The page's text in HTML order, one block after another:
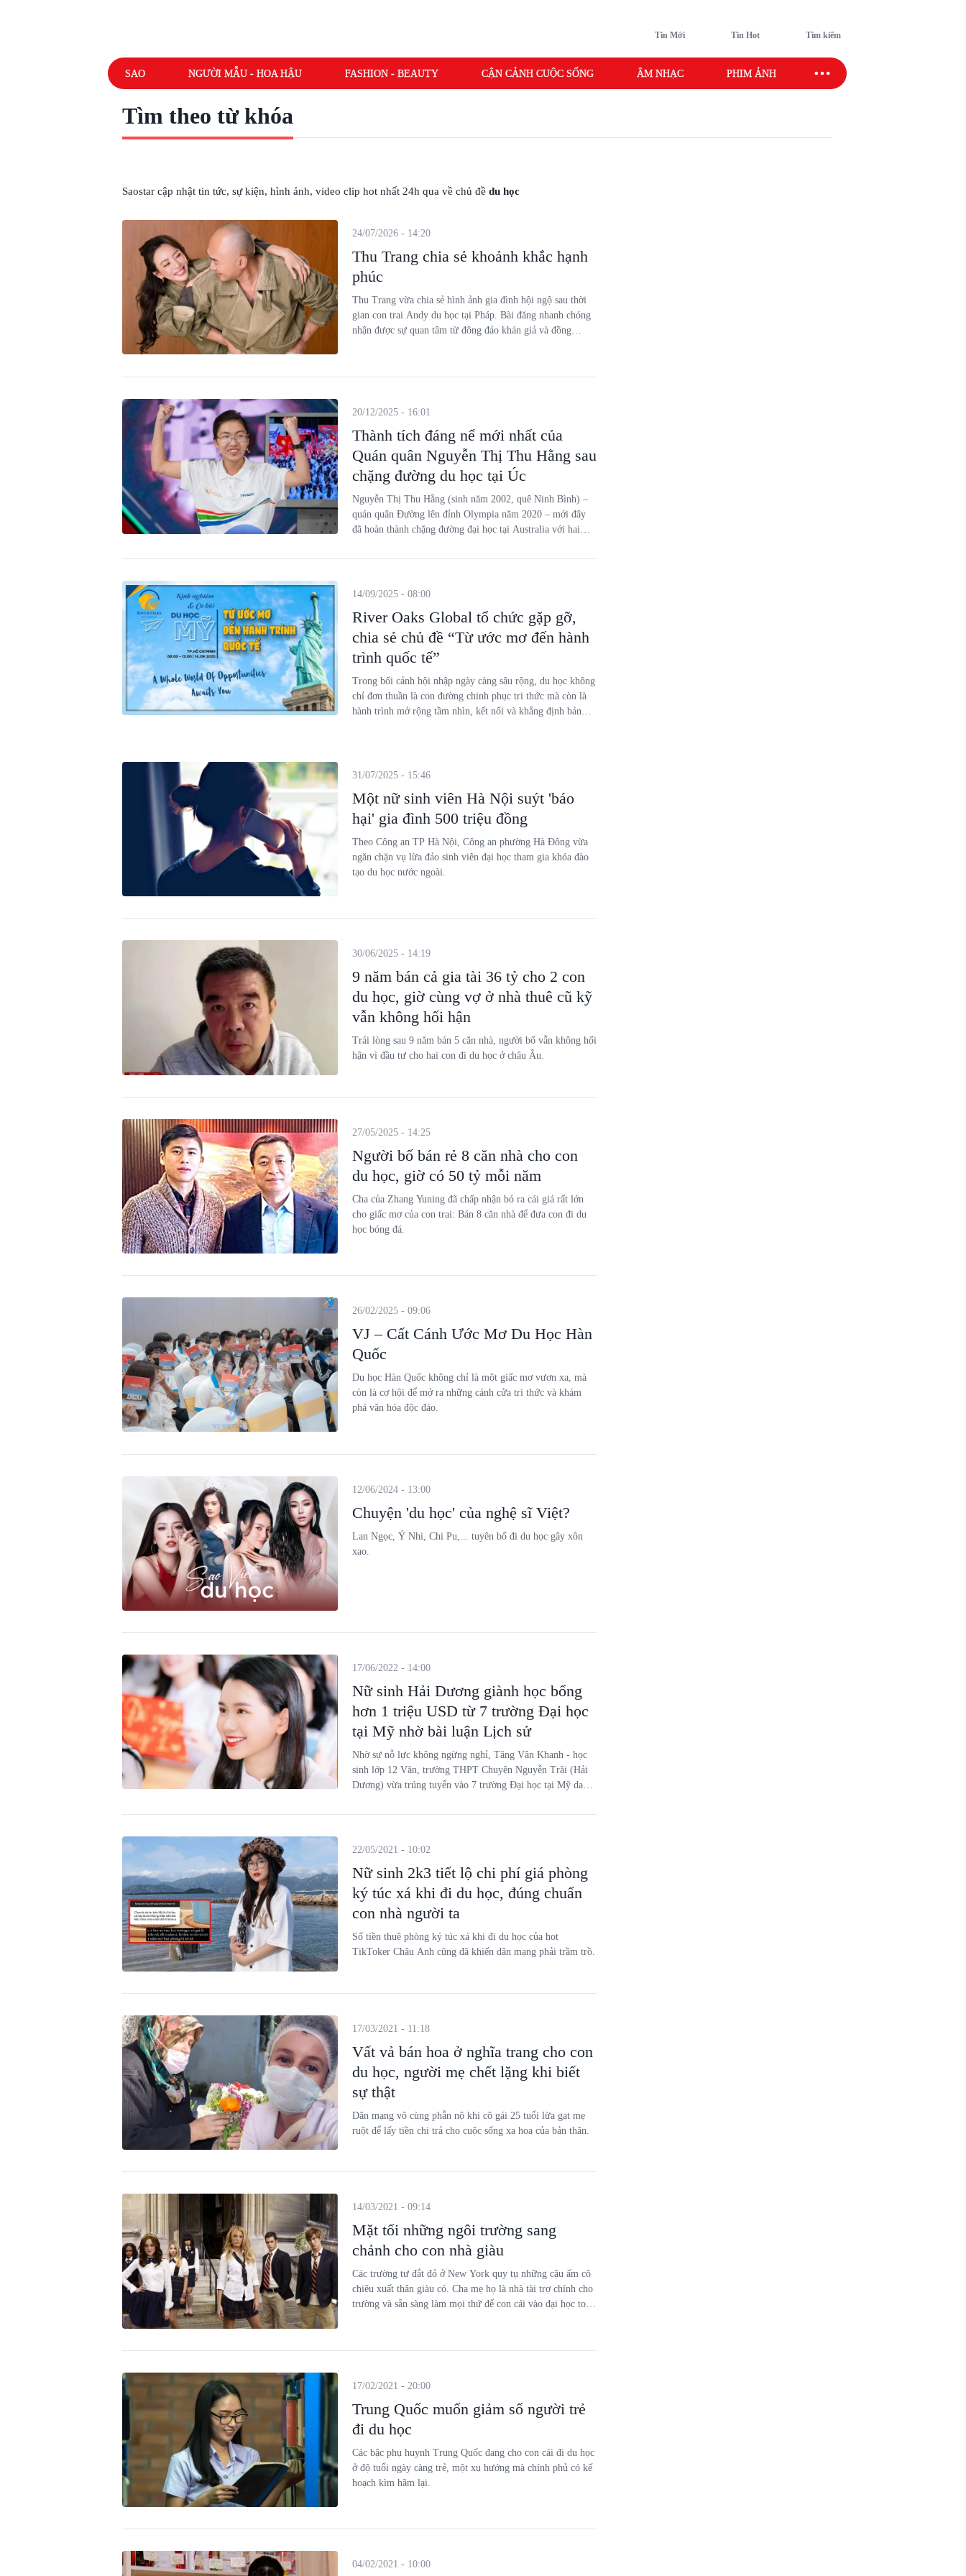
Tin Mới Tin Hot Tìm kiếm
SAO NGƯỜI MẪU - HOA HẬU FASHION - BEAUTY CẬN CẢNH CUỘC SỐNG ÂM NHẠC PHIM ẢNH SAO SPORT
Tìm theo từ khóa
Saostar cập nhật tin tức, sự kiện, hình ảnh, video clip hot nhất 24h qua về chủ đề du học
Thu Trang chia sẻ khoảnh khắc hạnh
phúc
24/07/2026 - 14:20
Thu Trang vừa chia sẻ hình ảnh gia đình hội ngộ sau thời
gian con trai Andy du học tại Pháp. Bài đăng nhanh chóng
nhận được sự quan tâm từ đông đảo khán giả và đồng
Thành tích đáng nể mới nhất của
Quán quân Nguyễn Thị Thu Hằng sau
chặng đường du học tại Úc
20/12/2025 - 16:01
Nguyễn Thị Thu Hằng (sinh năm 2002, quê Ninh Bình) –
quán quân Đường lên đỉnh Olympia năm 2020 – mới đây
đã hoàn thành chặng đường đại học tại Australia với hai
River Oaks Global tổ chức gặp gỡ,
chia sẻ chủ đề “Từ ước mơ đến hành
trình quốc tế”
14/09/2025 - 08:00
Trong bối cảnh hội nhập ngày càng sâu rộng, du học không
chỉ đơn thuần là con đường chinh phục tri thức mà còn là
hành trình mở rộng tầm nhìn, kết nối và khẳng định bản
nào để biến ước mơ đó thành hiện thực vẫn là nỗi băn
Một nữ sinh viên Hà Nội suýt 'báo
hại' gia đình 500 triệu đồng
31/07/2025 - 15:46
Theo Công an TP Hà Nội, Công an phường Hà Đông vừa
ngăn chặn vụ lừa đảo sinh viên đại học tham gia khóa đào
tạo du học nước ngoài.
9 năm bán cả gia tài 36 tỷ cho 2 con
du học, giờ cùng vợ ở nhà thuê cũ kỹ
vẫn không hối hận
30/06/2025 - 14:19
Trải lòng sau 9 năm bán 5 căn nhà, người bố vẫn không hối
hận vì đầu tư cho hai con đi du học ở châu Âu.
Người bố bán rẻ 8 căn nhà cho con
du học, giờ có 50 tỷ mỗi năm
27/05/2025 - 14:25
Cha của Zhang Yuning đã chấp nhận bỏ ra cái giá rất lớn
cho giấc mơ của con trai: Bán 8 căn nhà để đưa con đi du
học bóng đá.
VJ – Cất Cánh Ước Mơ Du Học Hàn
Quốc
26/02/2025 - 09:06
Du học Hàn Quốc không chỉ là một giấc mơ vươn xa, mà
còn là cơ hội để mở ra những cánh cửa tri thức và khám
phá văn hóa độc đáo.
Chuyện 'du học' của nghệ sĩ Việt?
12/06/2024 - 13:00
Lan Ngọc, Ý Nhi, Chi Pu,... tuyên bố đi du học gây xôn
xao.
Nữ sinh Hải Dương giành học bổng
hơn 1 triệu USD từ 7 trường Đại học
tại Mỹ nhờ bài luận Lịch sử
17/06/2022 - 14:00
Nhờ sự nỗ lực không ngừng nghỉ, Tăng Vân Khanh - học
sinh lớp 12 Văn, trường THPT Chuyên Nguyễn Trãi (Hải
Dương) vừa trúng tuyển vào 7 trường Đại học tại Mỹ danh
hơn 25 tỷ đồng.
Nữ sinh 2k3 tiết lộ chi phí giá phòng
ký túc xá khi đi du học, đúng chuẩn
con nhà người ta
22/05/2021 - 10:02
Số tiền thuê phòng ký túc xá khi đi du học của hot
TikToker Châu Anh cũng đã khiến dân mạng phải trầm trồ.
Vất vả bán hoa ở nghĩa trang cho con
du học, người mẹ chết lặng khi biết
sự thật
17/03/2021 - 11:18
Dân mạng vô cùng phẫn nộ khi cô gái 25 tuổi lừa gạt mẹ
ruột để lấy tiền chi trả cho cuộc sống xa hoa của bản thân.
Mặt tối những ngôi trường sang
chảnh cho con nhà giàu
14/03/2021 - 09:14
Các trường tư đắt đỏ ở New York quy tụ những cậu ấm cô
chiêu xuất thân giàu có. Cha mẹ họ là nhà tài trợ chính cho
trường và sẵn sàng làm mọi thứ để con cái vào đại học top
Trung Quốc muốn giảm số người trẻ
đi du học
17/02/2021 - 20:00
Các bậc phụ huynh Trung Quốc đang cho con cái đi du học
ở độ tuổi ngày càng trẻ, một xu hướng mà chính phủ có kế
hoạch kìm hãm lại.
04/02/2021 - 10:00